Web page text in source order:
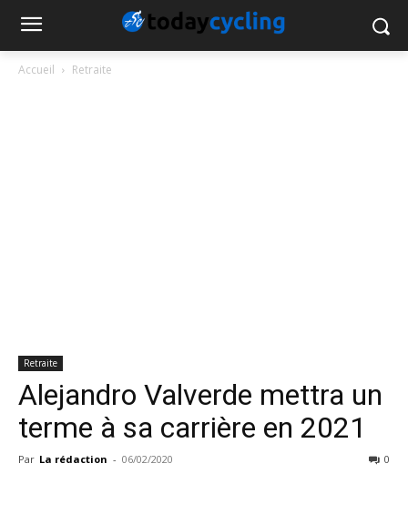
Accueil Retraite
Retraite
Alejandro Valverde mettra un
terme à sa carrière en 2021
Par La rédaction - 06/02/2020 0